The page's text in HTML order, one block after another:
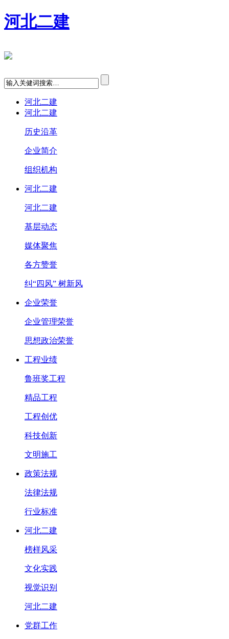
河北二建
河北二建
河北二建
历史沿革
企业简介
组织机构
河北二建
河北二建
基层动态
媒体聚焦
各方赞誉
纠“四风” 树新风
企业荣誉
企业管理荣誉
思想政治荣誉
工程业绩
鲁班奖工程
精品工程
工程创优
科技创新
文明施工
政策法规
法律法规
行业标准
河北二建
榜样风采
文化实践
视觉识别
河北二建
党群工作